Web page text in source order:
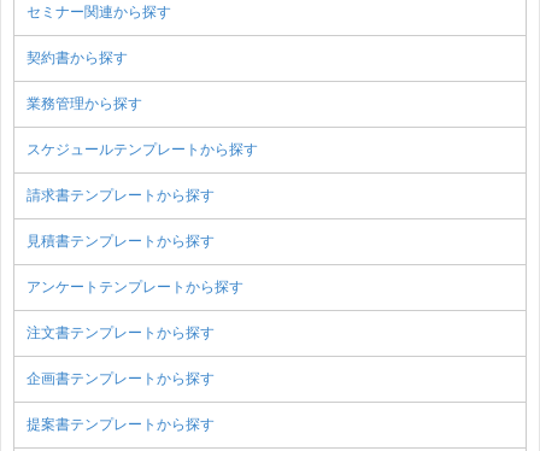
セミナー関連から探す
契約書から探す
業務管理から探す
スケジュールテンプレートから探す
請求書テンプレートから探す
見積書テンプレートから探す
アンケートテンプレートから探す
注文書テンプレートから探す
企画書テンプレートから探す
提案書テンプレートから探す